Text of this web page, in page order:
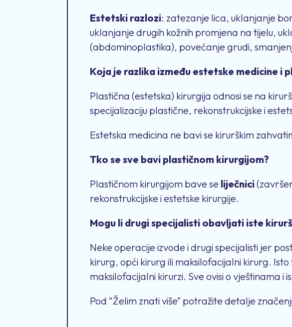
Estetski razlozi: zatezanje lica, uklanjanje
uklanjanje drugih kožnih promjena na tijelu,
(abdominoplastika), povećanje grudi,
Koja je razlika između estetske medicine i
Plastična (estetska) kirurgija odnosi se na
specijalizaciju plastične, rekonstrukcijske i
Estetska medicina ne bavi se kirurškim
Tko se sve bavi plastičnom kirurgijom?
Plastičnom kirurgijom bave se liječnici
rekonstrukcijske i estetske kirurgije.
Mogu li drugi specijalisti obavljati iste
Neke operacije izvode i drugi specijalisti jer
kirurg, opći kirurg ili maksilofacijalni kirurg.
maksilofacijalni kirurzi. Sve ovisi o vještinama i
Pod “Želim znati više” potražite detalje